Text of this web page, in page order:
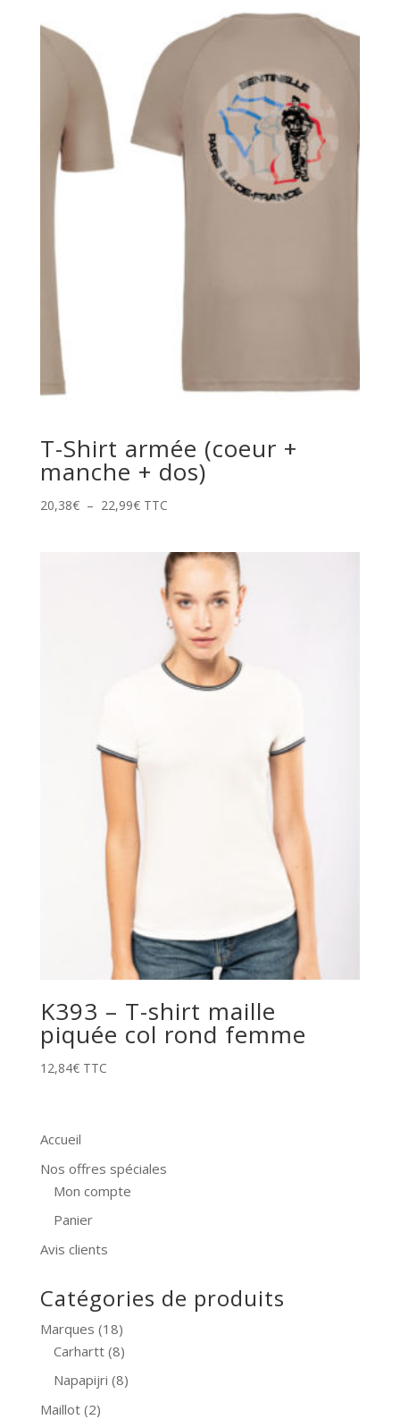
T-Shirt armée (coeur +
manche + dos)
20,38€ – 22,99€Plage
20,38€
22,99€
TTC
K393 – T-shirt maille
piquée col rond femme
12,84€ TTC
Accueil
Nos offres spéciales
Mon compte
Panier
Avis clients
Catégories de produits
Marques (18)
Carhartt (8)
Napapijri (8)
Maillot (2)